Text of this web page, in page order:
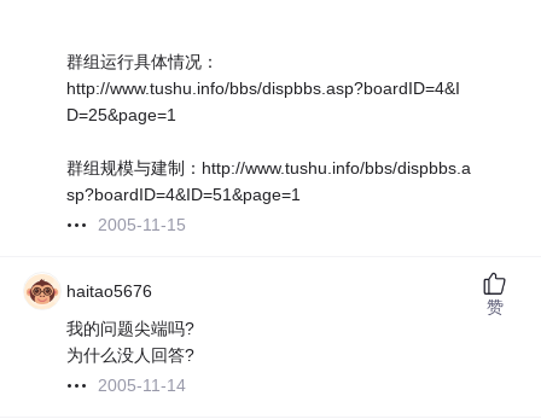
群组运行具体情况：
http://www.tushu.info/bbs/dispbbs.asp?boardID=4&I
D=25&page=1
群组规模与建制：http://www.tushu.info/bbs/dispbbs.a
sp?boardID=4&ID=51&page=1
2005-11-15
haitao5676
我的问题尖端吗?
为什么没人回答?
2005-11-14
赞